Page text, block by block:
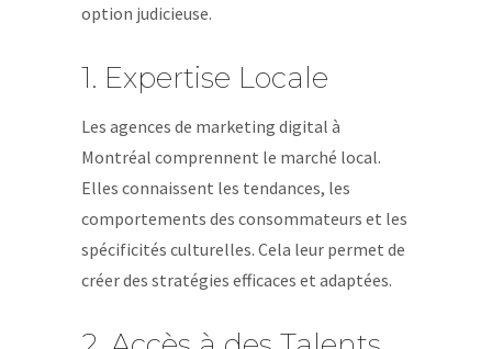
option judicieuse.
1. Expertise Locale
Les agences de marketing digital à
Montréal comprennent le marché local.
Elles connaissent les tendances, les
comportements des consommateurs et les
spécificités culturelles. Cela leur permet de
créer des stratégies efficaces et adaptées.